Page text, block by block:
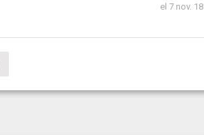
el 7 nov. 18